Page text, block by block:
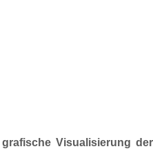
Visualisierung der